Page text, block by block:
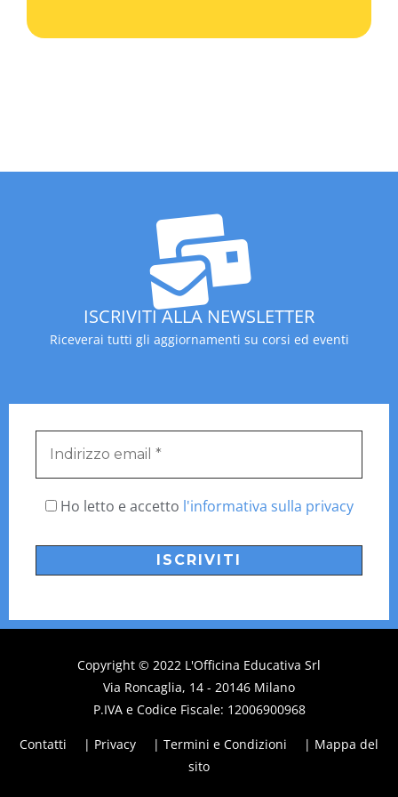
ISCRIVITI ALLA NEWSLETTER
Riceverai tutti gli aggiornamenti su corsi ed eventi
Ho letto e accetto l'informativa sulla privacy
Copyright © 2022 L'Officina Educativa Srl
Via Roncaglia, 14 - 20146 Milano
P.IVA e Codice Fiscale: 12006900968
Contatti | Privacy | Termini e Condizioni
| Mappa del
sito